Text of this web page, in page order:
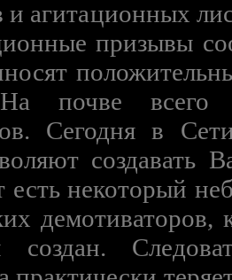
и агитационных
призывы
почве всего
Сегодня в
создавать
есть некоторый
создан.